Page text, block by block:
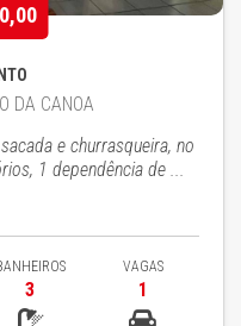
DA CANOA
e churrasqueira, no
1 dependência de ...
3
VAGAS
1